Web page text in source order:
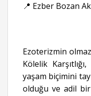
📍 Ezber Bozan
Ezoterizmin
Kölelik
yaşam biçimini
olduğu ve adil